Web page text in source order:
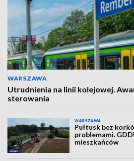
WARSZAWA
Utrudnienia na linii kolejowej.
sterowania
WARSZAWA
Pułtusk bez
problemami.
mieszkańców